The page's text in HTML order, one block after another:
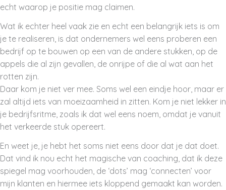
echt waarop je positie mag claimen.
Wat ik echter heel vaak zie en echt een belangrijk iets is om
je te realiseren, is dat ondernemers wel eens proberen een
bedrijf op te bouwen op een van de andere stukken, op de
appels die al zijn gevallen, de onrijpe of die al wat aan het
rotten zijn.
Daar kom je niet ver mee. Soms wel een eindje hoor, maar er
zal altijd iets van moeizaamheid in zitten. Kom je niet lekker in
je bedrijfsritme, zoals ik dat wel eens noem, omdat je vanuit
het verkeerde stuk opereert.
En weet je, je hebt het soms niet eens door dat je dat doet.
Dat vind ik nou echt het magische van coaching, dat ik deze
spiegel mag voorhouden, de ‘dots’ mag ‘connecten’ voor
mijn klanten en hiermee iets kloppend gemaakt kan worden.